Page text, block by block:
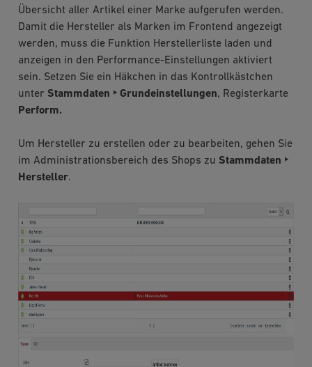
Übersicht aller Artikel einer Marke aufgerufen werden.
Damit die Hersteller als Marken im Frontend angezeigt
werden, muss die Funktion Herstellerliste laden und
anzeigen in den Performance-Einstellungen aktiviert
sein. Setzen Sie ein Häkchen in das Kontrollkästchen
unter Stammdaten ‣ Grundeinstellungen, Registerkarte
Perform.
Um Hersteller zu erstellen oder zu bearbeiten, gehen Sie
im Administrationsbereich des Shops zu Stammdaten ‣
Hersteller.